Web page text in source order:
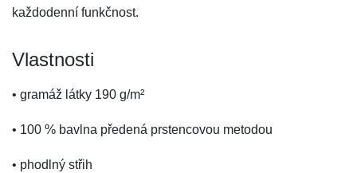
každodenní funkčnost.
Vlastnosti
• gramáž látky 190 g/m²
• 100 % bavlna předená prstencovou metodou
• phodlný střih